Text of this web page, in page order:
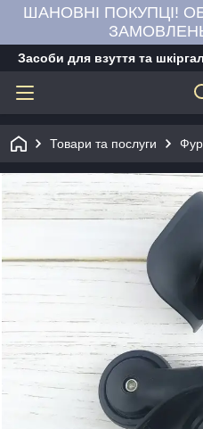
ШАНОВНІ ПОКУПЦІ!
Засоби для взуття та
Товари та послуги